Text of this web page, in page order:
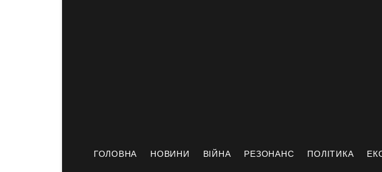
ГОЛОВНА НОВИНИ ВІЙНА РЕЗОНАНС ПОЛІТИКА